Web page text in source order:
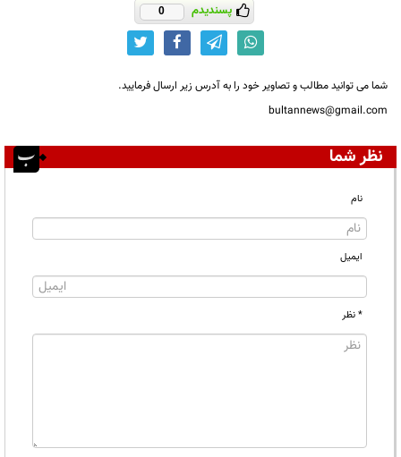
پسندیدم 0
شما می توانید مطالب و تصاویر خود را به آدرس زیر ارسال فرمایید.
bultannews@gmail.com
نظر شما
نام
ایمیل
* نظر